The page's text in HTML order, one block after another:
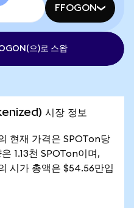
FFOGON
으)로 스왑
시장 정보
현재 가격은 SPOTon당
1.13천 SPOTon이며,
시가 총액은 $54.56만입